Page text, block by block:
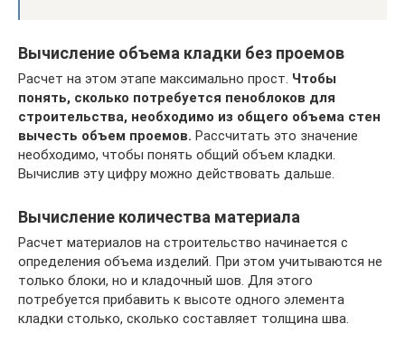
Вычисление объема кладки без проемов
Расчет на этом этапе максимально прост. Чтобы
понять, сколько потребуется пеноблоков для
строительства, необходимо из общего объема стен
вычесть объем проемов. Рассчитать это значение
необходимо, чтобы понять общий объем кладки.
Вычислив эту цифру можно действовать дальше.
Вычисление количества материала
Расчет материалов на строительство начинается с
определения объема изделий. При этом учитываются не
только блоки, но и кладочный шов. Для этого
потребуется прибавить к высоте одного элемента
кладки столько, сколько составляет толщина шва.